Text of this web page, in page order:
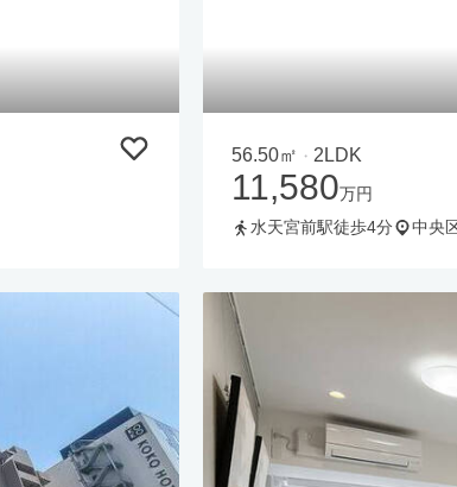
56.50㎡ ・ 2LDK
11,580万円
水天宮前駅徒歩4分
中央